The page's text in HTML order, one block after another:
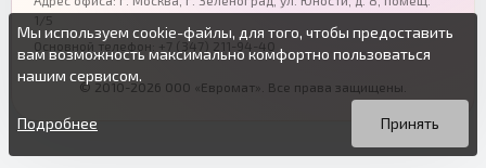
1/5
Основной телефон:
+7 (347) 211-94-40
© 2010-2026 ООО «Евромат». Все права защищены.
Мы используем cookie-файлы, для того, чтобы предоставить
вам возможность максимально комфортно пользоваться
нашим сервисом.
Вы можете подробнее прочитать о cookie-файлах в открытых
источниках или изменить настройки своего браузера.
Продолжая пользоваться данным сайтом без изменения
настроек вы даете согласие на использование ваших cookie-
Принять
Подробнее